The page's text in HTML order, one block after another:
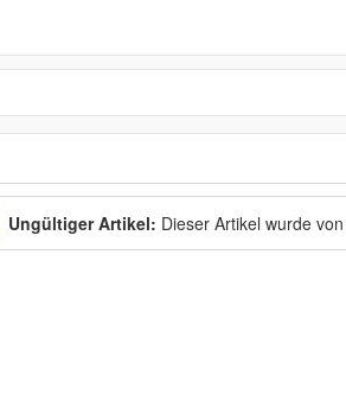
Ungültiger Artikel: Dieser Artikel wurde